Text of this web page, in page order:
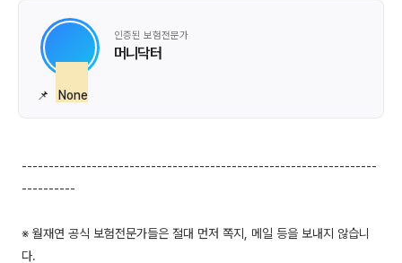
인증된 보험전문가
머니닥터
📌 None
------------------------------------------------------------------
----------
※ 월재연 공식 보험전문가들은 절대 먼저 쪽지, 메일 등을 보내지 않습니
다.